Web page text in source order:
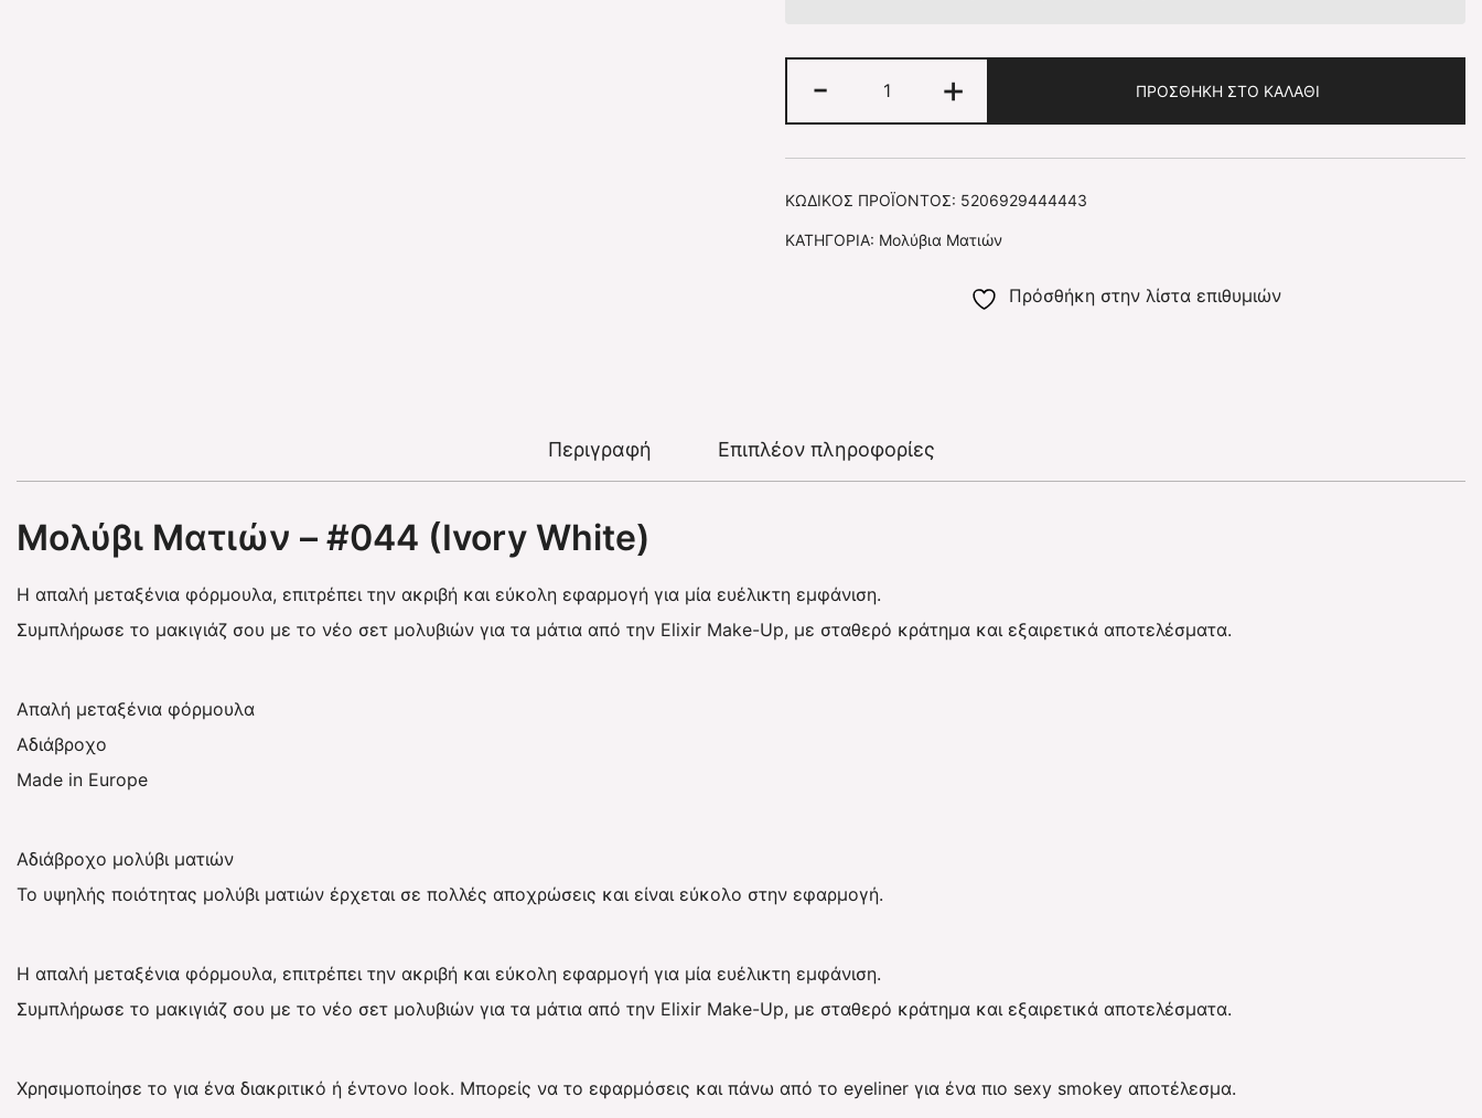
-
White)
+ ΠΡΟΣΘΉΚΗ ΣΤΟ ΚΑΛΆΘΙ
ΚΩΔΙΚΌΣ ΠΡΟΪΌΝΤΟΣ: 5206929444443
ΚΑΤΗΓΟΡΊΑ: Μολύβια Ματιών
Πρόσθήκη στην λίστα επιθυμιών
Περιγραφή Επιπλέον πληροφορίες
Μολύβι Ματιών – #044 (Ivory White)
Η απαλή μεταξένια φόρμουλα, επιτρέπει την ακριβή και εύκολη εφαρμογή για μία ευέλικτη εμφάνιση.
Συμπλήρωσε το μακιγιάζ σου με το νέο σετ μολυβιών για τα μάτια από την Elixir Make-Up, με σταθερό κράτημα και εξαιρετικά αποτελέσματα.
Απαλή μεταξένια φόρμουλα
Αδιάβροχο
Made in Europe
Αδιάβροχο μολύβι ματιών
Το υψηλής ποιότητας μολύβι ματιών έρχεται σε πολλές αποχρώσεις και είναι εύκολο στην εφαρμογή.
Η απαλή μεταξένια φόρμουλα, επιτρέπει την ακριβή και εύκολη εφαρμογή για μία ευέλικτη εμφάνιση.
Συμπλήρωσε το μακιγιάζ σου με το νέο σετ μολυβιών για τα μάτια από την Elixir Make-Up, με σταθερό κράτημα και εξαιρετικά αποτελέσματα.
Χρησιμοποίησε το για ένα διακριτικό ή έντονο look. Μπορείς να το εφαρμόσεις και πάνω από το eyeliner για ένα πιο sexy smokey αποτέλεσμα.